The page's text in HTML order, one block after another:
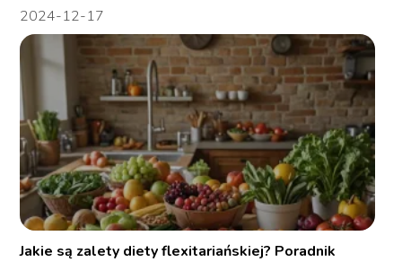
2024-12-17
Jakie są zalety diety flexitariańskiej? Poradnik